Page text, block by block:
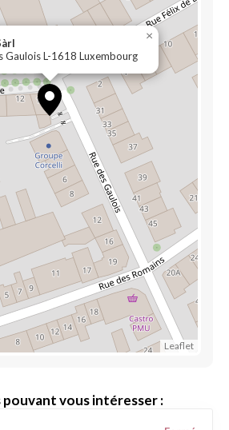
Gaulois L-1618 Luxembourg
×
Leaflet
vous intéresser :